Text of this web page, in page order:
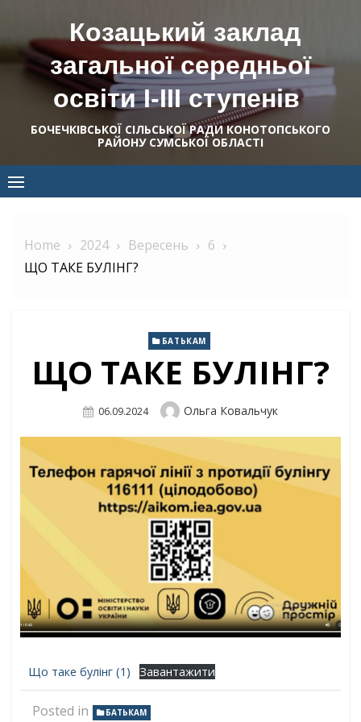
content
Козацький заклад
загальної середньої
освіти І-ІІІ ступенів
БОЧЕЧКІВСЬКОЇ СІЛЬСЬКОЇ РАДИ КОНОТОПСЬКОГО
РАЙОНУ СУМСЬКОЇ ОБЛАСТІ
Home 2024 Вересень
6
ЩО ТАКЕ БУЛІНГ?
БАТЬКАМ
ЩО ТАКЕ БУЛІНГ?
Posted
06.09.2024 Author
Ольга Ковальчук
Що таке булінг (1) Завантажити
Posted in БАТЬКАМ